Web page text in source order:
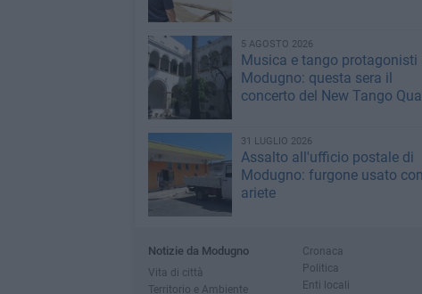
5 AGOSTO 2026
Musica e tango protagonisti
Modugno: questa sera il
concerto del New Tango
31 LUGLIO 2026
Assalto all'ufficio postale di
Modugno: furgone usato
ariete
Notizie da Modugno
Vita di città
Territorio e Ambiente
Cronaca
Politica
Enti locali